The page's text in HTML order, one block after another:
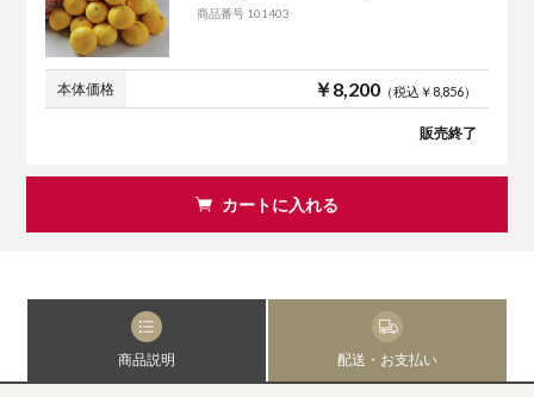
商品番号 101403
本体価格 ￥8,200（税込￥8,856）
販売終了
カートに入れる
商品説明 配送・お支払い